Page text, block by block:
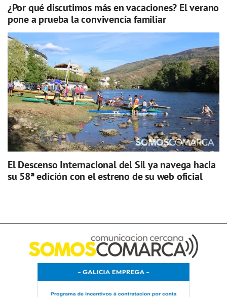
¿Por qué discutimos más en vacaciones? El verano
pone a prueba la convivencia familiar
El Descenso Internacional del Sil ya navega hacia
su 58ª edición con el estreno de su web oficial